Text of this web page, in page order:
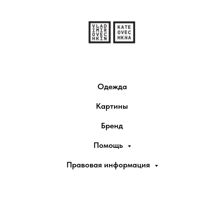
Одежда
Картины
Бренд
Помощь
Правовая информация